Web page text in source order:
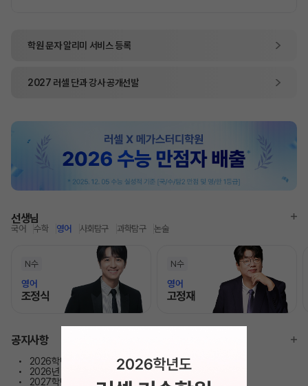
학원 문자 알리미 서비스 등록
2027 러셀 단과강사 공개선발
선생님
국어 수학 영어 사회탐구 과학탐구 논술
N수
영어
조정식
N수
영어
고정재
공지사항
2026학년도 주요대학 합격 현황
2026년 학사 일정 안내
2027학년도 정규/반수 8월 정기 외출 안내